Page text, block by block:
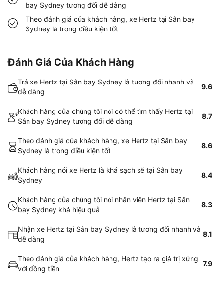
bay Sydney tương đối dễ dàng
Theo đánh giá của khách hàng, xe Hertz tại Sân bay
Sydney là trong điều kiện tốt
Đánh Giá Của Khách Hàng
Trả xe Hertz tại Sân bay Sydney là tương đối nhanh và
dễ dàng
9.6
Khách hàng của chúng tôi nói có thể tìm thấy Hertz tại
Sân bay Sydney tương đối dễ dàng
8.7
Theo đánh giá của khách hàng, xe Hertz tại Sân bay
Sydney là trong điều kiện tốt
8.6
Khách hàng nói xe Hertz là khá sạch sẽ tại Sân bay
Sydney
8.4
Khách hàng của chúng tôi nói nhân viên Hertz tại Sân
bay Sydney khá hiệu quả
8.3
Nhận xe Hertz tại Sân bay Sydney là tương đối nhanh và
dễ dàng
8.1
Theo đánh giá của khách hàng, Hertz tạo ra giá trị xứng
với đồng tiền
7.9